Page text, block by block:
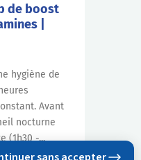
de boost
|
hygiène de
Avant
nocturne
(1h30 -...